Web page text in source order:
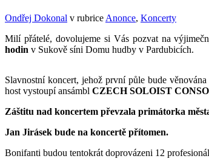
Ondřej Dokonal v rubrice Anonce, Koncerty
Milí přátelé, dovolujeme si Vás pozvat na
hodin v Sukově síni Domu hudby v Pardubicích.
Slavnostní koncert, jehož první půle bude
host vystoupí ansámbl CZECH SOLOIST
Záštitu nad koncertem převzala primátorka
Jan Jirásek bude na koncertě přítomen.
Bonifanti budou tentokrát doprovázeni 12